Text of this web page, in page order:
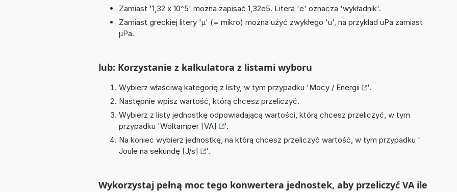
Zamiast '1,32 x 10^5' można zapisać 1,32e5. Litera 'e' oznacza 'wykładnik'.
Zamiast greckiej litery 'µ' (= mikro) można użyć zwykłego 'u', na przykład uPa zamiast
µPa.
lub: Korzystanie z kalkulatora z listami wyboru
Wybierz właściwą kategorię z listy, w tym przypadku 'Mocy / Energii
'.
Następnie wpisz wartość, którą chcesz przeliczyć.
Wybierz z listy jednostkę odpowiadającą wartości, którą chcesz przeliczyć, w tym
przypadku 'Woltamper [VA]
'.
Na koniec wybierz jednostkę, na którą chcesz przeliczyć wartość, w tym przypadku '
Joule na sekundę [J/s]
'.
Wykorzystaj pełną moc tego konwertera jednostek, aby przeliczyć VA ile